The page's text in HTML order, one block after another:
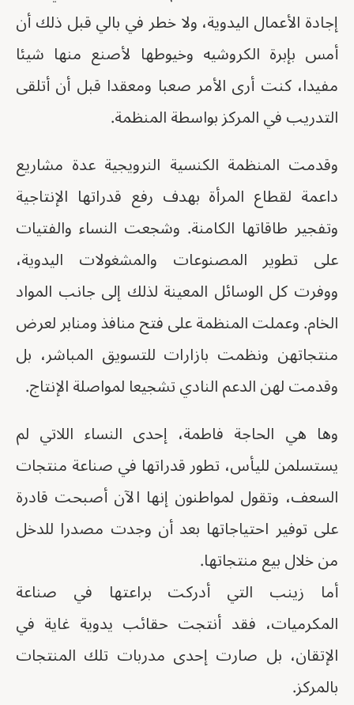
إجادة الأعمال اليدوية، ولا خطر في بالي قبل ذلك أن
أمس بإبرة الكروشيه وخيوطها لأصنع منها شيئا
مفيدا، كنت أرى الأمر صعبا ومعقدا قبل أن أتلقى
التدريب في المركز بواسطة المنظمة.
وقدمت المنظمة الكنسية النرويجية عدة مشاريع
داعمة لقطاع المرأة بهدف رفع قدراتها الإنتاجية
وتفجير طاقاتها الكامنة. وشجعت النساء والفتيات
على تطوير المصنوعات والمشغولات اليدوية،
ووفرت كل الوسائل المعينة لذلك إلى جانب المواد
الخام. وعملت المنظمة على فتح منافذ ومنابر لعرض
منتجاتهن ونظمت بازارات للتسويق المباشر، بل
وقدمت لهن الدعم النادي تشجيعا لمواصلة الإنتاج.
وها هي الحاجة فاطمة، إحدى النساء اللاتي لم
يستسلمن لليأس، تطور قدراتها في صناعة منتجات
السعف، وتقول لمواطنون إنها الآن أصبحت قادرة
على توفير احتياجاتها بعد أن وجدت مصدرا للدخل
من خلال بيع منتجاتها.
أما زينب التي أدركت براعتها في صناعة
المكرميات، فقد أنتجت حقائب يدوية غاية في
الإتقان، بل صارت إحدى مدربات تلك المنتجات
بالمركز.